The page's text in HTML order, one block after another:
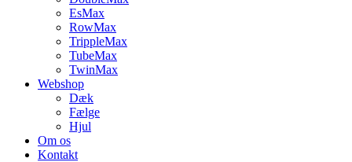
EsMax
RowMax
TrippleMax
TubeMax
TwinMax
Webshop
Dæk
Fælge
Hjul
Om os
Kontakt